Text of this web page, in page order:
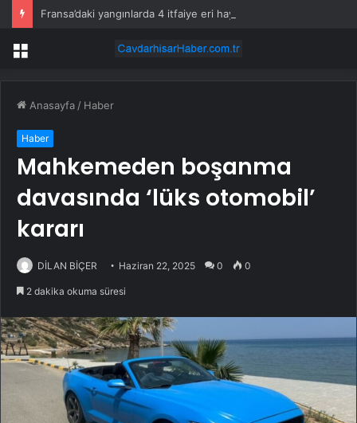
Fransa’daki yangınlarda 4 itfaiye eri hayatını kaybetti
Menü
Anasayfa / Haber
Haber
Mahkemeden boşanma
davasında ‘lüks otomobil’
kararı
DİLAN BİÇER Haziran 22, 2025 0 0
2 dakika okuma süresi